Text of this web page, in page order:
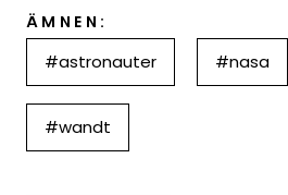
ÄMNEN:
#astronauter #nasa
#wandt